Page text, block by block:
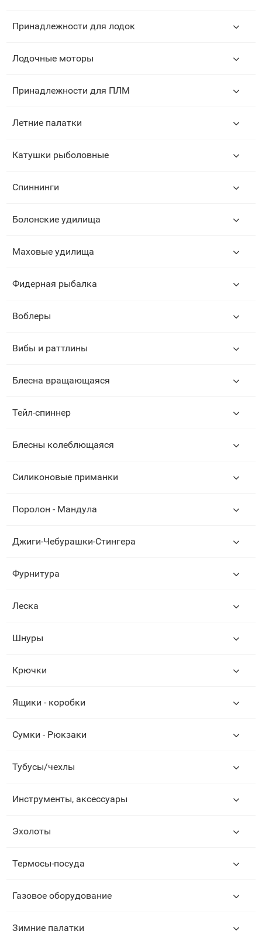
Принадлежности для лодок
Лодочные моторы
Принадлежности для ПЛМ
Летние палатки
Катушки рыболовные
Спиннинги
Болонские удилища
Маховые удилища
Фидерная рыбалка
Воблеры
Вибы и раттлины
Блесна вращающаяся
Тейл-спиннер
Блесны колеблющаяся
Силиконовые приманки
Поролон - Мандула
Джиги-Чебурашки-Стингера
Фурнитура
Леска
Шнуры
Крючки
Ящики - коробки
Сумки - Рюкзаки
Тубусы/чехлы
Инструменты, аксессуары
Эхолоты
Термосы-посуда
Газовое оборудование
Зимние палатки